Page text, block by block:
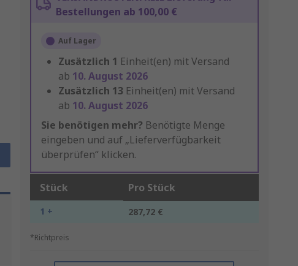
Bestellungen ab 100,00 €
Auf Lager
Zusätzlich 1 Einheit(en) mit Versand
ab 10. August 2026
Zusätzlich 13 Einheit(en) mit Versand
ab 10. August 2026
Sie benötigen mehr? Benötigte Menge
eingeben und auf „Lieferverfügbarkeit
überprüfen“ klicken.
Stück Pro Stück
1 + 287,72 €
*Richtpreis